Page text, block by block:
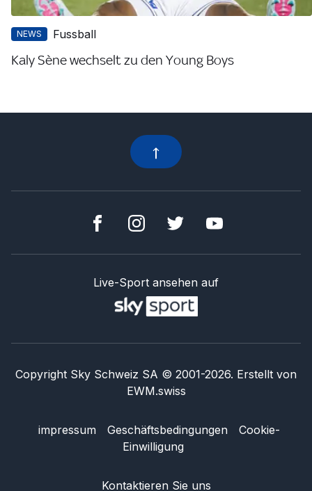
NEWS Fussball
Kaly Sène wechselt zu den Young Boys
Live-Sport ansehen auf
Copyright Sky Schweiz SA © 2001-2026. Erstellt von
EWM.swiss
impressum Geschäftsbedingungen
Cookie-
Einwilligung
Kontaktieren Sie uns